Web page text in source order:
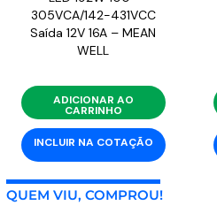
305VCA/142-431VCC
Saída 12V 16A – MEAN
WELL
ADICIONAR AO
CARRINHO
INCLUIR NA COTAÇÃO
QUEM VIU, COMPROU!